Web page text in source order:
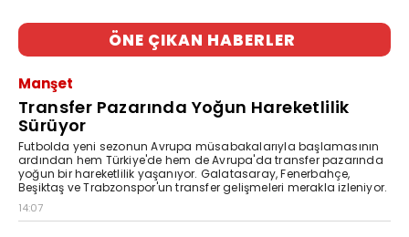
ÖNE ÇIKAN HABERLER
Manşet
Transfer Pazarında Yoğun Hareketlilik
Sürüyor
Futbolda yeni sezonun Avrupa müsabakalarıyla başlamasının
ardından hem Türkiye'de hem de Avrupa'da transfer pazarında
yoğun bir hareketlilik yaşanıyor. Galatasaray, Fenerbahçe,
Beşiktaş ve Trabzonspor'un transfer gelişmeleri merakla izleniyor.
14:07